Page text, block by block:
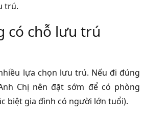
trú.
có chỗ lưu trú
lựa chọn lưu trú. Nếu đi đúng
Chị nên đặt sớm để có phòng
biệt gia đình có người lớn tuổi).